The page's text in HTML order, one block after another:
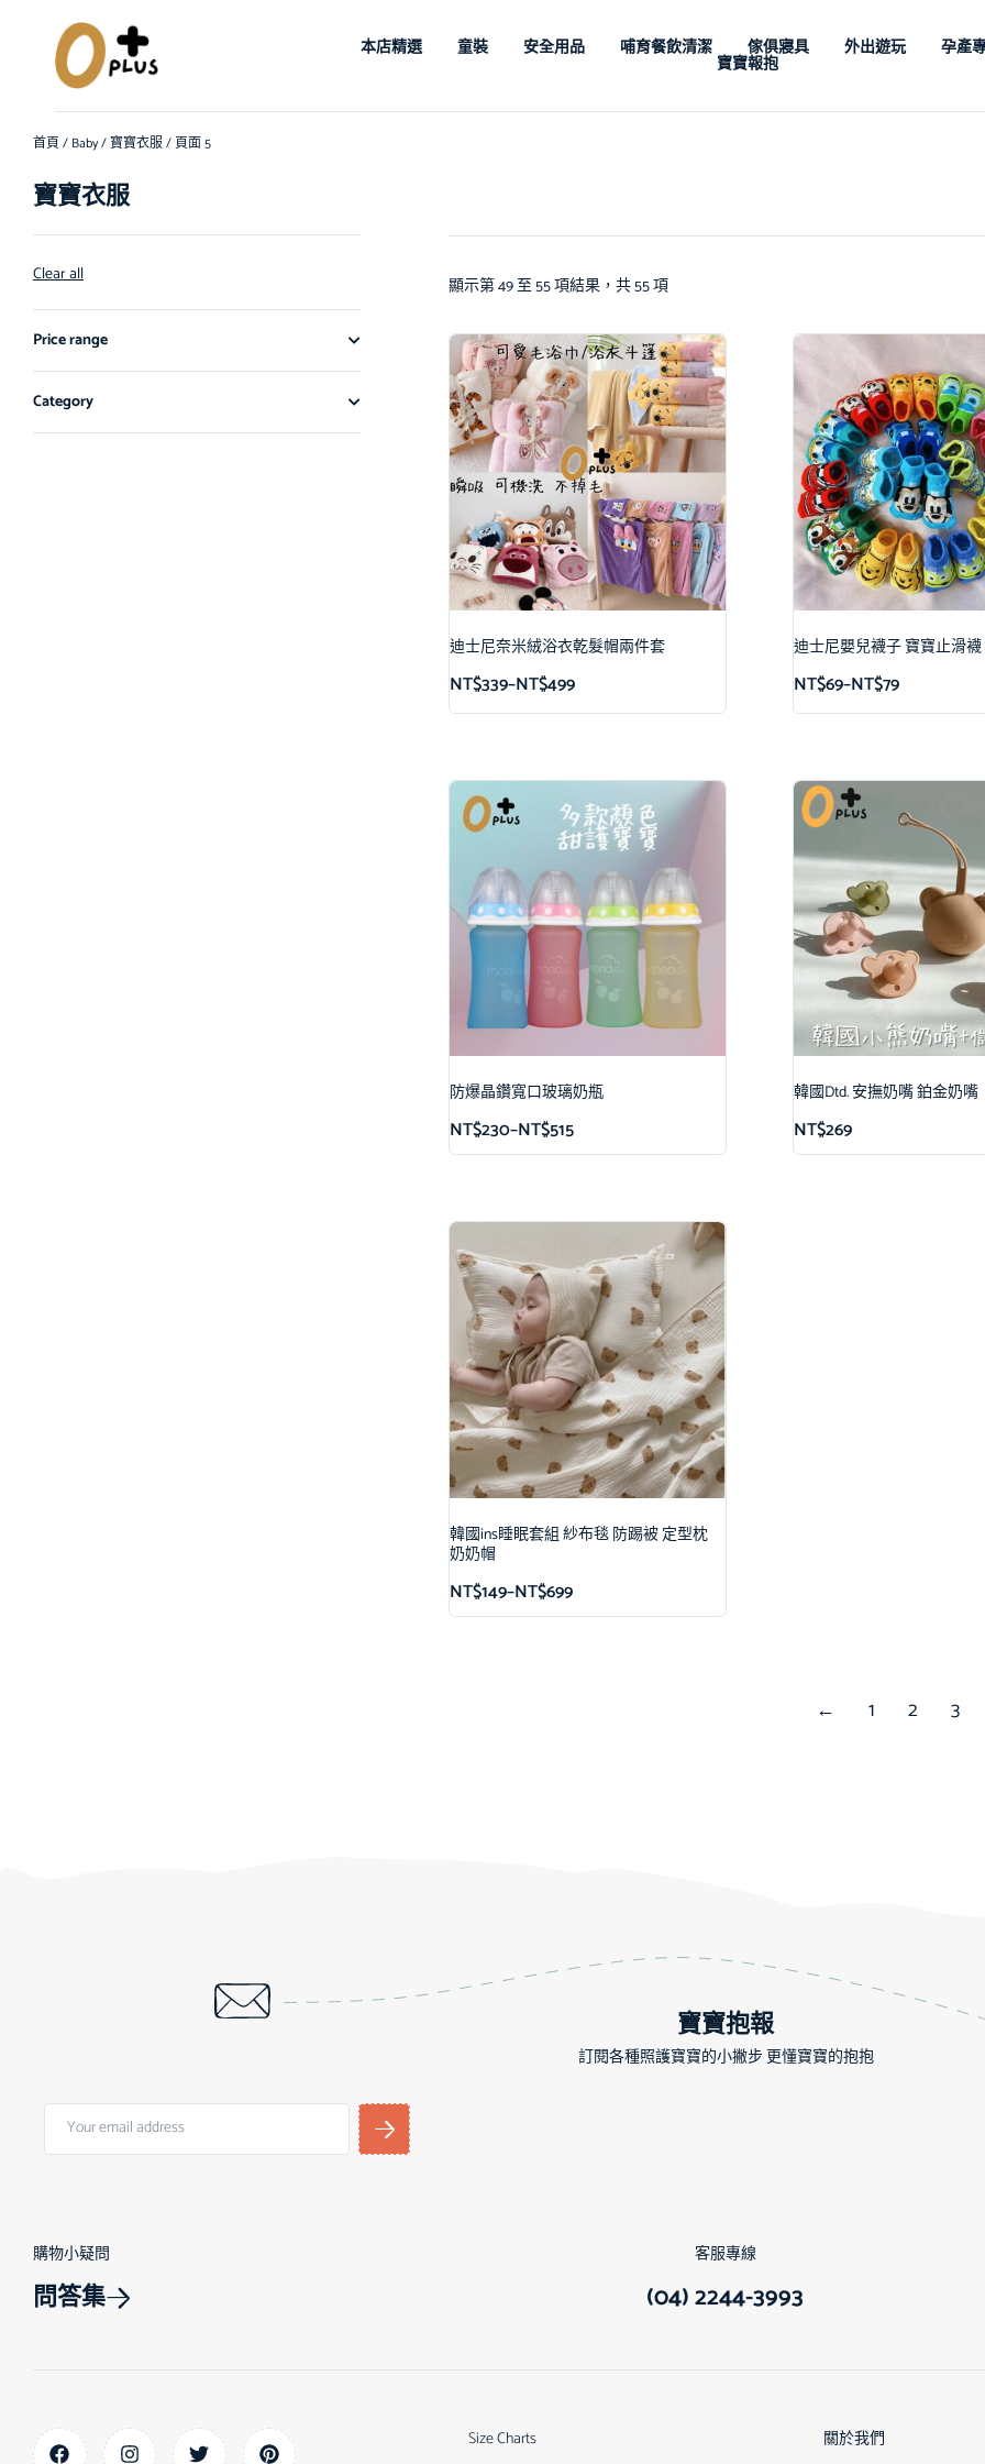
本店精選 童裝 安全用品 哺育餐飲清潔 傢俱寢具 外出遊玩 孕產
寶寶報抱
首頁/ Baby/寶寶衣服/ 頁面 5
寶寶衣服
Clear all
Price range
Category
顯示第 49 至 55 項結果，共 55 項
迪士尼奈米絨浴衣乾髮帽兩件套
NT$339–NT$499
迪士尼嬰兒襪子 寶寶止滑襪
NT$69–NT$79
防爆晶鑽寬口玻璃奶瓶
NT$230–NT$515
韓國Dtd. 安撫奶嘴 鉑金奶嘴
NT$269
韓國ins睡眠套組 紗布毯 防踢被 定型枕
奶奶帽
NT$149–NT$699
← 1 2 3
寶寶抱報
訂閱各種照護寶寶的小撇步 更懂寶寶的抱抱
購物小疑問
問答集
客服專線
(04) 2244-3993
Size Charts
關於我們